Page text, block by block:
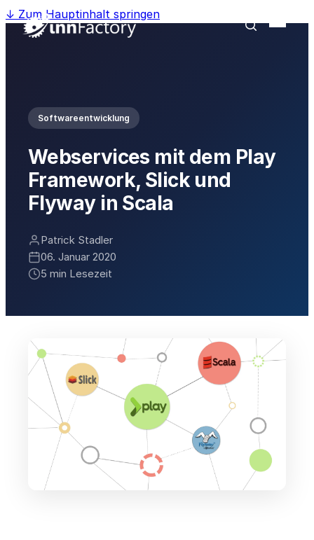
↓ Zum Hauptinhalt springen
Softwareentwicklung
Webservices mit dem Play
Framework, Slick und
Flyway in Scala
Patrick Stadler
06. Januar 2020
5 min Lesezeit